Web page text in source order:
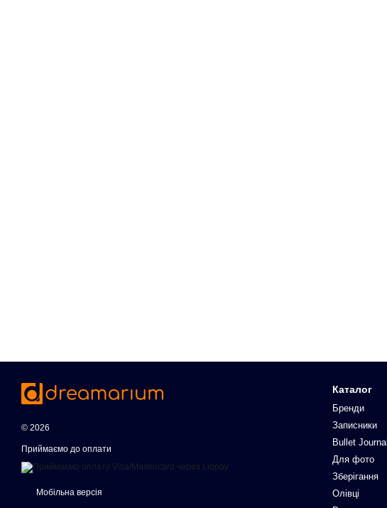
© 2026
Приймаємо до оплати
Мобільна версія
Каталог
Бренди
Записники
Bullet Journal
Для фото
Зберігання
Олівці